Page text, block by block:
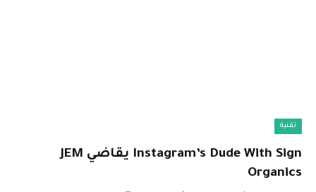
تقنية
Instagram’s Dude With Sign يقاضي JEM
Organics